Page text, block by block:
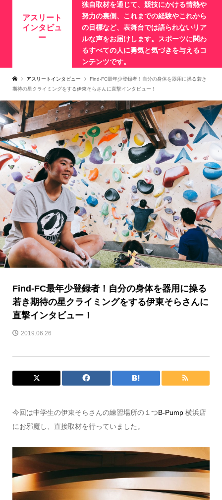
アスリート
インタビュ
ー
独自取材を通じて、競技にかける情熱や
努力の裏側、これまでの経験やこれから
の目標など、表舞台では語られないリア
ルな声をお届けします。スポーツに関わ
るすべての人に勇気と気づきを与えるコ
ンテンツです。
アスリートインタビュー
Find-FC最年少登録者！自分の身体を器用に操る若き
期待の星クライミングをする伊東そらさんに直撃インタビュー！
Find-FC最年少登録者！自分の身体を器用に操る
若き期待の星クライミングをする伊東そらさんに
直撃インタビュー！
2019.06.26
今回は中学生の伊東そらさんの練習場所の１つB-Pump横浜店
にお邪魔し、直接取材を行っていました。